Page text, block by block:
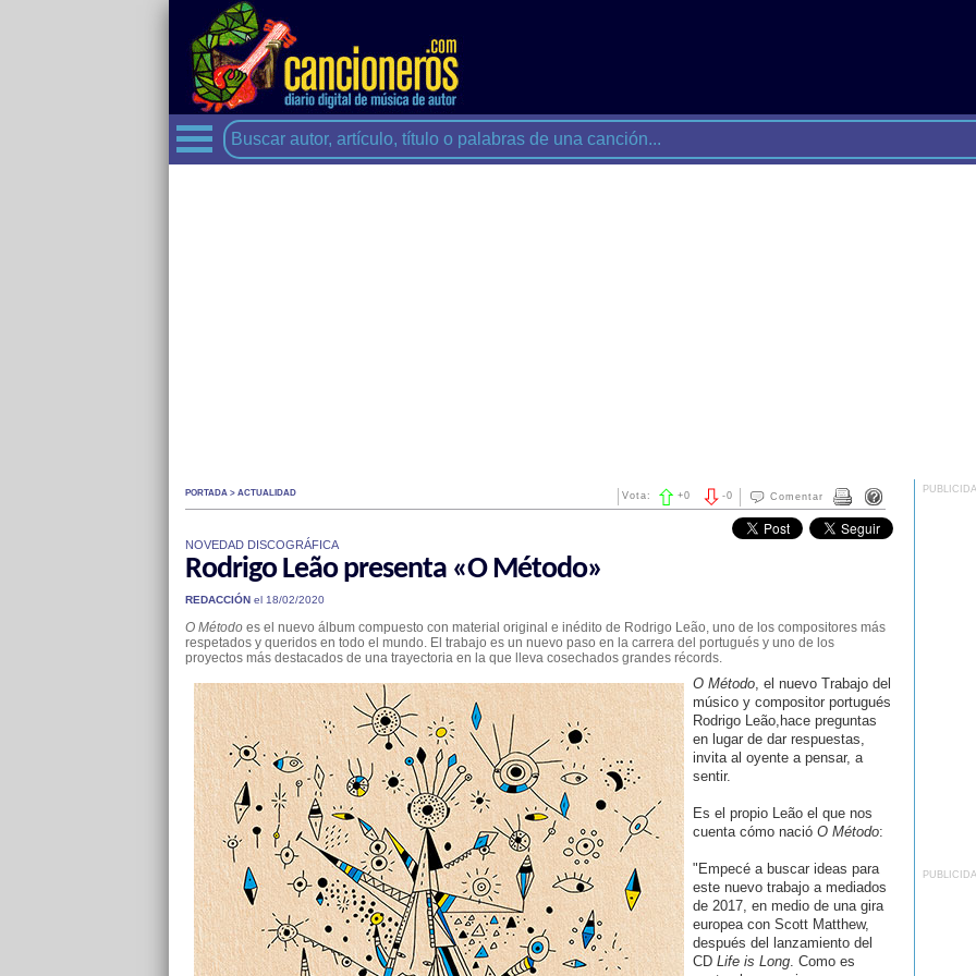
PORTADA > ACTUALIDAD Comentar
-0
Vota: +0
NOVEDAD DISCOGRÁFICA
Rodrigo Leão presenta «O Método»
REDACCIÓNel 18/02/2020
O Métodoes el nuevo álbum compuesto con material original e inédito de Rodrigo Leão, uno de los compositores más
respetados y queridos en todo el mundo. El trabajo es un nuevo paso en la carrera del portugués y uno de los
proyectos más destacados de una trayectoria en la que lleva cosechados grandes récords.
O Método, el nuevo Trabajo del
músico y compositor portugués
Rodrigo Leão,hace preguntas
en lugar de dar respuestas,
invita al oyente a pensar, a
sentir.
Es el propio Leão el que nos
cuenta cómo nació O Método:
"Empecé a buscar ideas para
este nuevo trabajo a mediados
de 2017, en medio de una gira
europea con Scott Matthew,
después del lanzamiento del
CD Life is Long. Como es